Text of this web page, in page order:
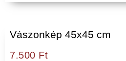
Vászonkép 45x45 cm
7.500 Ft